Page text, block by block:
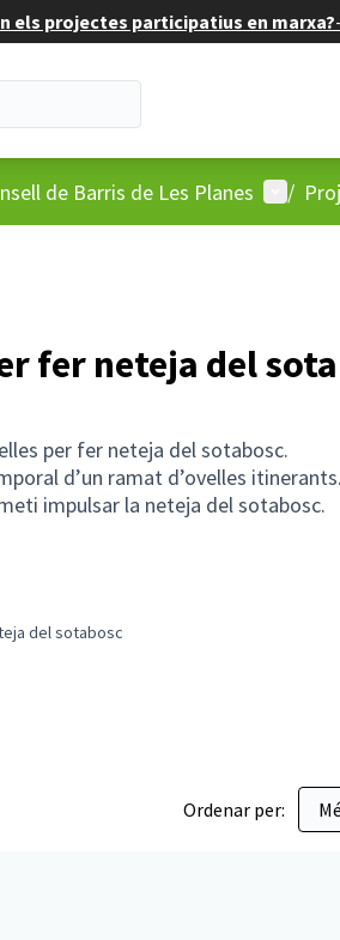
els projectes participatius en marxa?-
de Barris de Les Planes Menú
/
fer neteja del
per fer neteja del sotabosc.
d’un ramat d’ovelles
impulsar la neteja del sotabosc.
per fer neteja del sotabosc
del sotabosc
Ordenar per: